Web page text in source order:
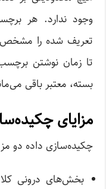
وجود ندارد. هر
تعریف شده را
تا زمان نوشتن
بسته، معتبر باقی
مزایای
چکیده‌سازی داده دو
بخش‌های درونی